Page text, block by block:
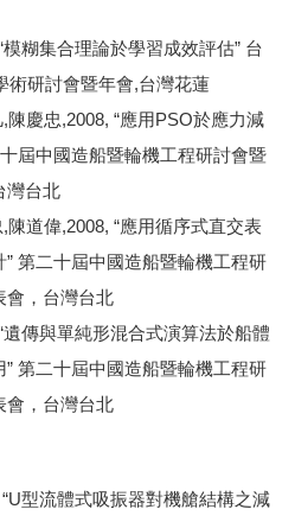
糊集合理論於學習成效評估” 台
術研討會暨年會,台灣花蓮
慶忠,2008, “應用PSO於應力減
屆中國造船暨輪機工程研討會暨
灣台北
道偉,2008, “應用循序式直交表
第二十屆中國造船暨輪機工程研
會，台灣台北
傳與單純形混合式演算法於船體
第二十屆中國造船暨輪機工程研
會，台灣台北
型流體式吸振器對機艙結構之減